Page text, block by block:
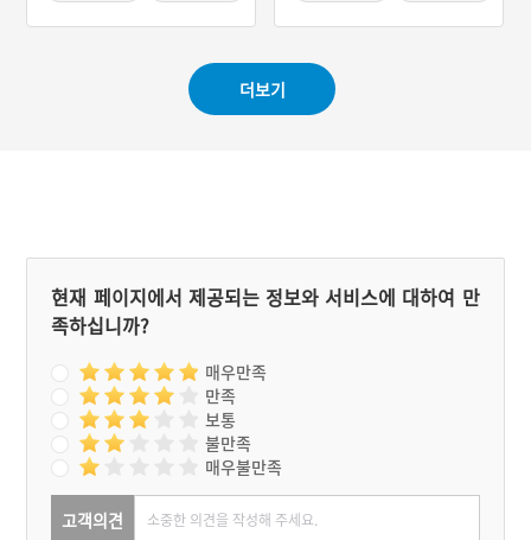
더보기
현재 페이지에서 제공되는 정보와 서비스에 대하여 만
족하십니까?
매우만족
만족
보통
불만족
매우불만족
고객의견